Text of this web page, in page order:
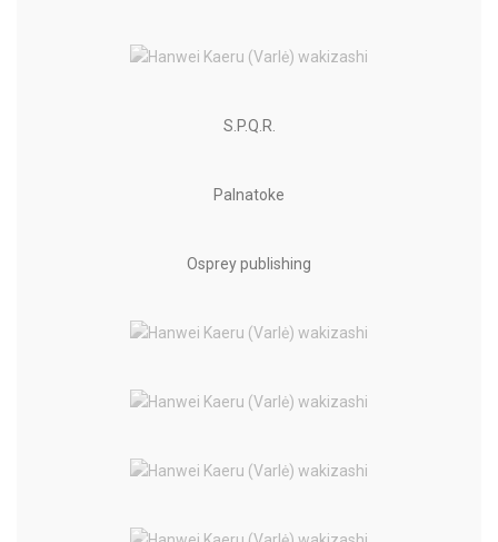
S.P.Q.R.
Palnatoke
Osprey publishing